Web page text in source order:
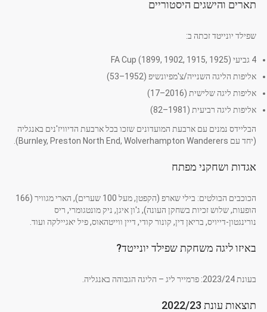
תארים והישגים היסטוריים
שפילד יונייטד זכתה ב:
4 גביעי FA Cup (1899, 1902, 1915, 1925)
אליפות הליגה השנייה/צ'מפיונשיפ (1952–53)
אליפות ליגה שלישית (2016–17)
אליפות ליגה רביעית (1981–82)
הבליידס נמנים עם ארבעת המועדונים שזכו בכל ארבעת הדיוויז'נים באנגליה
(יחד עם Burnley, Preston North End, Wolverhampton Wanderers).
אגדות ושחקני מפתח
הכוכבים הבולטים: בילי שארפ (הקפטן, מעל 100 שערים), הארי מגוויר (166
הופעות, שלוש זכיות בשחקן העונה), ג'ון איגן, ניק מונטגומרי, ריס
נורינגטון-דייויס, בריאן דין, קונור קודי, דיין ווייטהאוס, פיל יאגיילקה ועוד.
באיזו ליגה משחקת שפילד יונייטד?
בעונת 2023/24: פרמייר ליג – הליגה הגבוהה באנגליה.
תוצאות עונת 2022/23